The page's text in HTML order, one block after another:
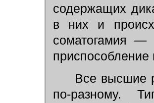
содержащих
в них и
соматогамия —
Все высшие
по-разному.